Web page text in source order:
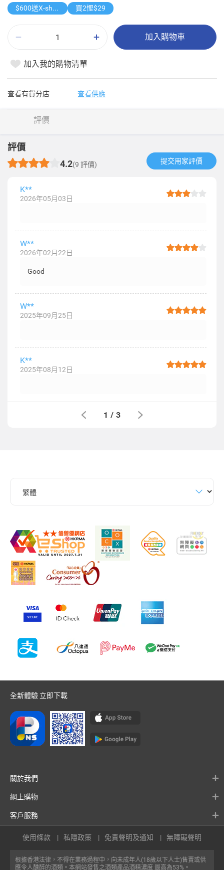
$600送X-shot 極速入水槍 買2慳$29
加入購物車
加入我的購物清單
查看有貨分店 查看供應
評價
評價
4.2(9 評價) 提交用家評價​
K**
2026年05月03日
W**
2026年02月22日
Good
W**
2025年09月25日
K**
2025年08月12日
1 / 3
全新體驗 立即下載
關於我們
網上購物
客戶服務
根據香港法律，不得在業務過程中，向未成年人(18歲以下人士)售賣或供
應令人醺醉的酒類。本網站發售之酒類產品酒精濃度 最高為53%。
使用條款 私隱政策 免責聲明及通知 無障礙聲明